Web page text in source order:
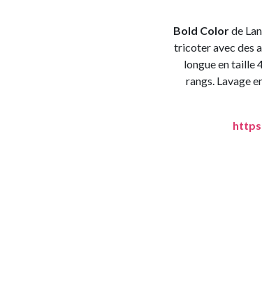
Bold Colorde
tricoter avec des
longue en taille
rangs. Lavage